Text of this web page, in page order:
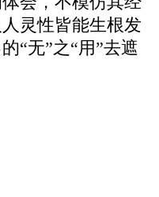
灵性皆能生根发
“无”之“用”去遮